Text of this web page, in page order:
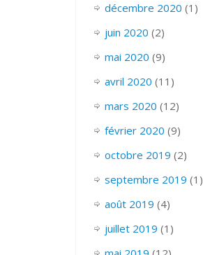
décembre 2020 (1)
juin 2020 (2)
mai 2020 (9)
avril 2020 (11)
mars 2020 (12)
février 2020 (9)
octobre 2019 (2)
septembre 2019 (1)
août 2019 (4)
juillet 2019 (1)